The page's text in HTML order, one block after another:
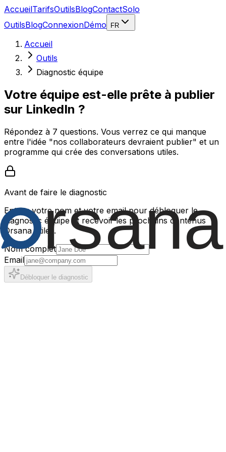
AccueilTarifsOutilsBlogContactSolo
OutilsBlogConnexionDémo FR
Accueil
Outils
Diagnostic équipe
Votre équipe est-elle prête à publier
sur LinkedIn ?
Répondez à 7 questions. Vous verrez ce qui manque
entre l'idée "nos collaborateurs devraient publier" et un
programme qui crée des conversations utiles.
Avant de faire le diagnostic
Entrez votre nom et votre email pour débloquer le
diagnostic équipe et recevoir les prochains contenus
Orsana utiles.
Nom complet
Email
Débloquer le diagnostic